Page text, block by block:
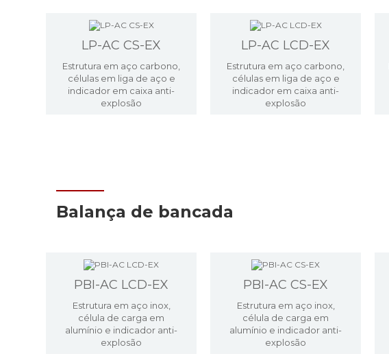
LP-AC CS-EX
Estrutura em aço carbono,
células em liga de aço e
indicador em caixa anti-
explosão
LP-AC LCD-EX
Estrutura em aço carbono,
células em liga de aço e
indicador em caixa anti-
explosão
Balança de bancada
PBI-AC LCD-EX
Estrutura em aço inox,
célula de carga em
alumínio e indicador anti-
explosão
PBI-AC CS-EX
Estrutura em aço inox,
célula de carga em
alumínio e indicador anti-
explosão